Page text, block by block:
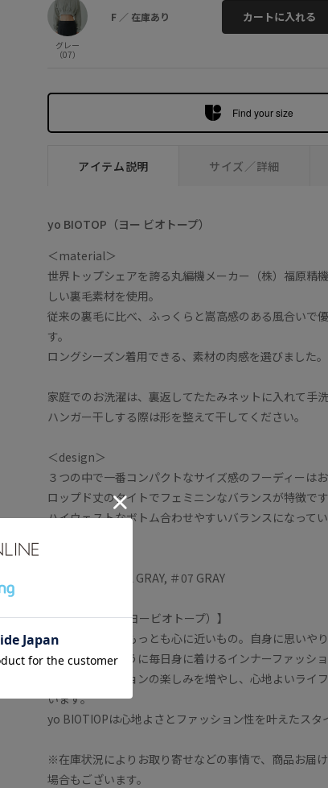
グレー
（07）
F ／ 在庫あり カートに入れる
Find your size
アイテム説明 サイズ／詳細
yo BIOTOP（ヨー ビオトープ）
＜material＞
世界トップシェアを誇る丸編機メーカー（株）福原精
しい裏毛素材を使用。
従来の裏毛に比べ、ふっくらと嵩高感のある風合いで
す。
ロングシーズン着用できる、素材の肉感を選びました。
家庭でのお洗濯は、裏返してたたみネットに入れて手洗
ハンガー干しする際は形を整えて干してください。
＜design＞
３つの中で一番コンパクトなサイズ感のフーディーは
ロップド丈のタイトでフェミニンなバランスが特徴です
ハイウェストなボトム合わせやすいバランスになってい
＃06 CHARCOAL GRAY, ＃07 GRAY
【yo BIOTOP（ヨービオトープ）】
肌に近いものはもっとも心に近いもの。自身に思いやり
お洋服と同じように毎日身に着けるインナーファッシ
とは、ファッションの楽しみを増やし、心地よいライ
います。
yo BIOTIOPは心地よさとファッション性を叶えたスタ
※在庫状況によりお取り寄せなどの事情で、商品お届
場合もございます。